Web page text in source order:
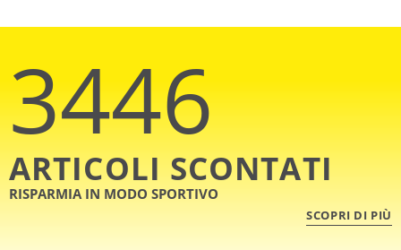
3446
ARTICOLI SCONTATI
RISPARMIA IN MODO SPORTIVO
SCOPRI DI PIÙ